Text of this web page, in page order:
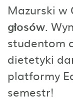
Mazurski w
głosów.
studentom
dietetyki
platformy
semestr!